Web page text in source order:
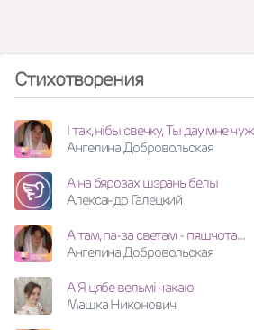
Стихотворения
I так, нiбы свечку, Ты дау мне
Ангелина Добровольская
А на бярозах шэрань белы
Александр Галецкий
А там, па-за светам - пяшчота...
Ангелина Добровольская
А Я цябе вельмі чакаю
Машка Никонович